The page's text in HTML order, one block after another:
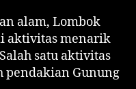
alam, Lombok
aktivitas menarik
satu aktivitas
pendakian Gunung